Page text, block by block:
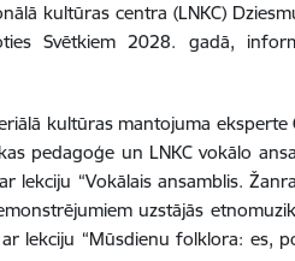
kultūras centra (LNKC)
Svētkiem 2028. gadā,
kultūras mantojuma eksperte
pedagoģe un LNKC vokālo
“Vokālais ansamblis.
uzstājās
ar lekciju “Mūsdienu folklora: es,